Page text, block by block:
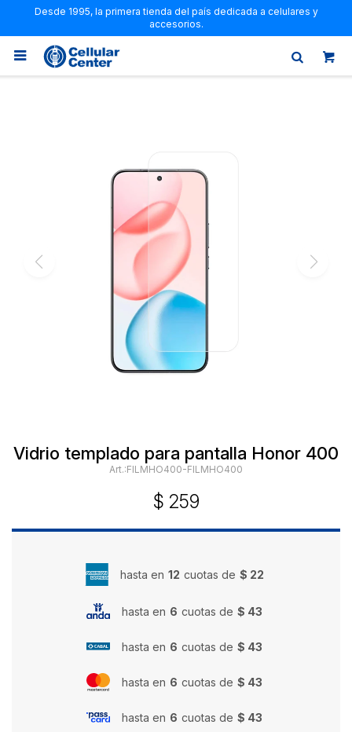
Desde 1995, la primera tienda del país dedicada a celulares y
accesorios.

Vidrio templado para pantalla Honor 400
FILMHO400-FILMHO400
$ 259
hasta en 12 cuotas de $ 22
hasta en 6 cuotas de $ 43
hasta en 6 cuotas de $ 43
hasta en 6 cuotas de $ 43
hasta en 6 cuotas de $ 43